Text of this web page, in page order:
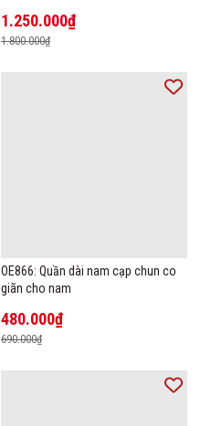
1.250.000₫
1.800.000₫
OE866: Quần dài nam cạp chun co
giãn cho nam
480.000₫
690.000₫